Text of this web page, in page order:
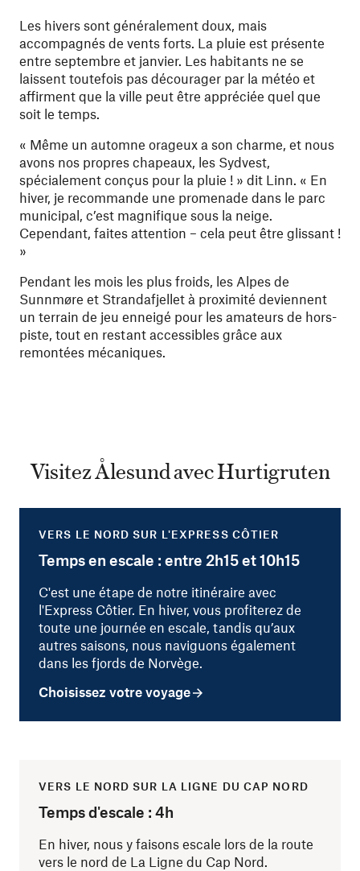
Les hivers sont généralement doux, mais
accompagnés de vents forts. La pluie est présente
entre septembre et janvier. Les habitants ne se
laissent toutefois pas décourager par la météo et
affirment que la ville peut être appréciée quel que
soit le temps.
« Même un automne orageux a son charme, et nous
avons nos propres chapeaux, les Sydvest,
spécialement conçus pour la pluie ! » dit Linn. « En
hiver, je recommande une promenade dans le parc
municipal, c’est magnifique sous la neige.
Cependant, faites attention – cela peut être glissant !
»
Pendant les mois les plus froids, les Alpes de
Sunnmøre et Strandafjellet à proximité deviennent
un terrain de jeu enneigé pour les amateurs de hors-
piste, tout en restant accessibles grâce aux
remontées mécaniques.
Visitez Ålesund avec Hurtigruten
VERS LE NORD SUR L'EXPRESS CÔTIER
Temps en escale : entre 2h15 et 10h15
C'est une étape de notre itinéraire avec
l'Express Côtier. En hiver, vous profiterez de
toute une journée en escale, tandis qu’aux
autres saisons, nous naviguons également
dans les fjords de Norvège.
Choisissez votre voyage
VERS LE NORD SUR LA LIGNE DU CAP NORD
Temps d'escale : 4h
En hiver, nous y faisons escale lors de la route
vers le nord de La Ligne du Cap Nord.